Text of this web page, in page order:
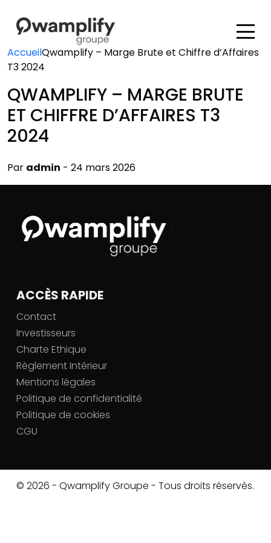
AccueilQwamplify – Marge Brute et Chiffre d’Affaires
T3 2024
QWAMPLIFY – MARGE BRUTE
ET CHIFFRE D’AFFAIRES T3
2024
Par admin - 24 mars 2026
ACCÈS RAPIDE
Contact
Investisseurs
Charte Ethique
Règlement Intérieur
Mentions légales
Politique de confidentialité
Politique de cookies
CGU
© 2026 - Qwamplify Groupe - Tous droits réservés.